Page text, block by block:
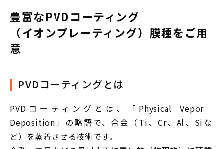
豊富なPVDコーティング
（イオンプレーティング）膜種をご用
意
PVDコーティングとは
PVDコーティングとは、「Physical Vepor
Deposition」の略語で、合金（Ti、Cr、Al、Siな
ど）を蒸着させる技術です。